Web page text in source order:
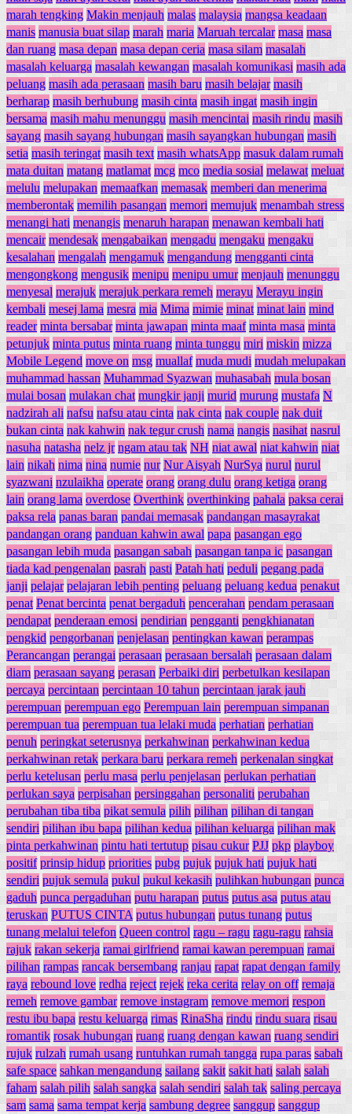
marah tengking Makin menjauh malas malaysia mangsa keadaan
manis manusia buat silap marah maria Maruah tercalar masa masa
dan ruang masa depan masa depan ceria masa silam masalah
masalah keluarga masalah kewangan masalah komunikasi masih ada
peluang masih ada perasaan masih baru masih belajar masih
berharap masih berhubung masih cinta masih ingat masih ingin
bersama masih mahu menunggu masih mencintai masih rindu masih
sayang masih sayang hubungan masih sayangkan hubungan masih
setia masih teringat masih text masih whatsApp masuk dalam rumah
mata duitan matang matlamat mcg mco media sosial melawat meluat
melulu melupakan memaafkan memasak memberi dan menerima
memberontak memilih pasangan memori memujuk menambah stress
menangi hati menangis menaruh harapan menawan kembali hati
mencair mendesak mengabaikan mengadu mengaku mengaku
kesalahan mengalah mengamuk mengandung mengganti cinta
mengongkong mengusik menipu menipu umur menjauh menunggu
menyesal merajuk merajuk perkara remeh merayu Merayu ingin
kembali mesej lama mesra mia Mima mimie minat minat lain mind
reader minta bersabar minta jawapan minta maaf minta masa minta
petunjuk minta putus minta ruang minta tunggu miri miskin mizza
Mobile Legend move on msg muallaf muda mudi mudah melupakan
muhammad hassan Muhammad Syazwan muhasabah mula bosan
mulai bosan mulakan chat mungkir janji murid murung mustafa N
nadzirah ali nafsu nafsu atau cinta nak cinta nak couple nak duit
bukan cinta nak kahwin nak tegur crush nama nangis nasihat nasrul
nasuha natasha nelz jr ngam atau tak NH niat awal niat kahwin niat
lain nikah nima nina numie nur Nur Aisyah NurSya nurul nurul
syazwani nzulaikha operate orang orang dulu orang ketiga orang
lain orang lama overdose Overthink overthinking pahala paksa cerai
paksa rela panas baran pandai memasak pandangan masayrakat
pandangan orang panduan kahwin awal papa pasangan ego
pasangan lebih muda pasangan sabah pasangan tanpa ic pasangan
tiada kad pengenalan pasrah pasti Patah hati peduli pegang pada
janji pelajar pelajaran lebih penting peluang peluang kedua penakut
penat Penat bercinta penat bergaduh pencerahan pendam perasaan
pendapat penderaan emosi pendirian pengganti pengkhianatan
pengkid pengorbanan penjelasan pentingkan kawan perampas
Perancangan perangai perasaan perasaan bersalah perasaan dalam
diam perasaan sayang perasan Perbaiki diri perbetulkan kesilapan
percaya percintaan percintaan 10 tahun percintaan jarak jauh
perempuan perempuan ego Perempuan lain perempuan simpanan
perempuan tua perempuan tua lelaki muda perhatian perhatian
penuh peringkat seterusnya perkahwinan perkahwinan kedua
perkahwinan retak perkara baru perkara remeh perkenalan singkat
perlu ketelusan perlu masa perlu penjelasan perlukan perhatian
perlukan saya perpisahan persinggahan personaliti perubahan
perubahan tiba tiba pikat semula pilih pilihan pilihan di tangan
sendiri pilihan ibu bapa pilihan kedua pilihan keluarga pilihan mak
pinta perkahwinan pintu hati tertutup pisau cukur PJJ pkp playboy
positif prinsip hidup priorities pubg pujuk pujuk hati pujuk hati
sendiri pujuk semula pukul pukul kekasih pulihkan hubungan punca
gaduh punca pergaduhan putu harapan putus putus asa putus atau
teruskan PUTUS CINTA putus hubungan putus tunang putus
tunang melalui telefon Queen control ragu – ragu ragu-ragu rahsia
rajuk rakan sekerja ramai girlfriend ramai kawan perempuan ramai
pilihan rampas rancak bersembang ranjau rapat rapat dengan family
raya rebound love redha reject rejek reka cerita relay on off remaja
remeh remove gambar remove instagram remove memori respon
restu ibu bapa restu keluarga rimas RinaSha rindu rindu suara risau
romantik rosak hubungan ruang ruang dengan kawan ruang sendiri
rujuk rulzah rumah usang runtuhkan rumah tangga rupa paras sabah
safe space sahkan mengandung sailang sakit sakit hati salah salah
faham salah pilih salah sangka salah sendiri salah tak saling percaya
sam sama sama tempat kerja sambung degree sanggup sanggup